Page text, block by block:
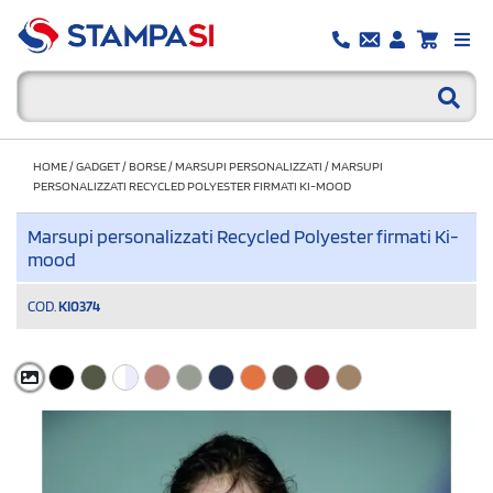
HOME/GADGET/BORSE/MARSUPI PERSONALIZZATI /MARSUPI
PERSONALIZZATI RECYCLED POLYESTER FIRMATI KI-MOOD
Marsupi personalizzati Recycled Polyester firmati Ki-
mood
COD. KI0374